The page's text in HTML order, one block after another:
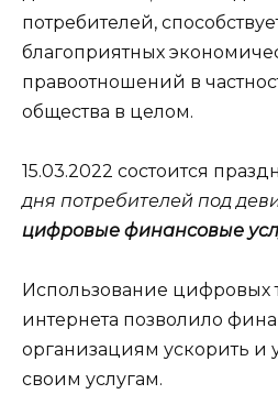
потребителей,
благоприятных
правоотношений в
общества в целом.
15.03.2022 состоится
дня потребителей под
цифровые финансовые
Использование цифровых
интернета позволило
организациям ускорить и
своим услугам.